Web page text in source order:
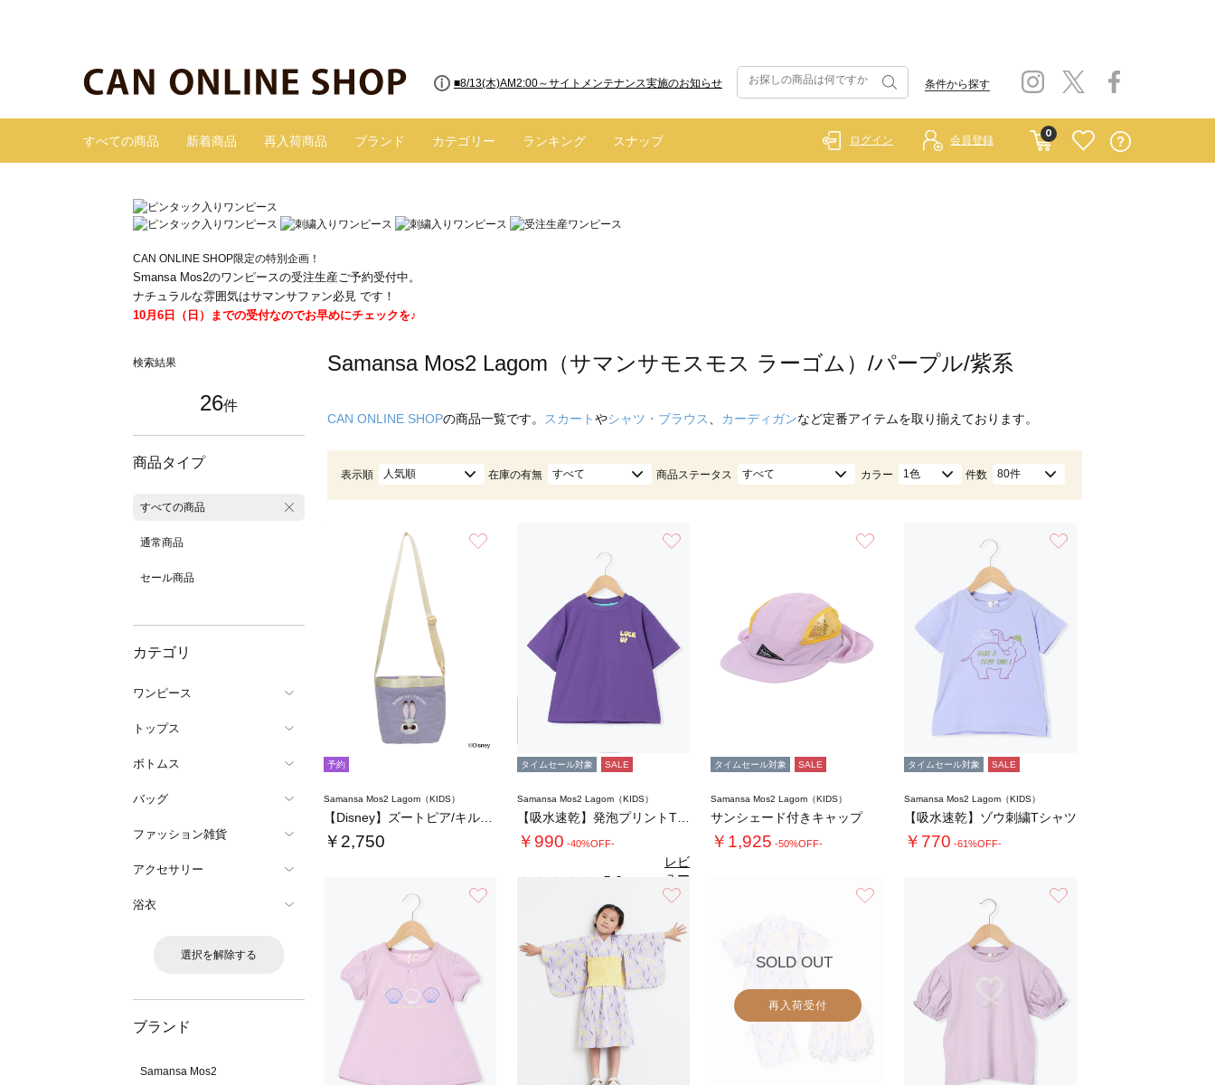
■8/13(木)AM2:00～サイトメンテナンス実施のお知らせ
■【お知らせ】ヤマト運輸の配送遅延・停止について 条件から探す
すべての商品 新着商品 再入荷商品 ブランド カテゴリー ランキング スナップ
0
ログイン 会員登録
CAN ONLINE SHOP限定の特別企画！
Smansa Mos2のワンピースの受注生産ご予約受付中。
ナチュラルな雰囲気はサマンサファン必見 です！
10月6日（日）までの受付なのでお早めにチェックを♪
検索結果
26件
商品タイプ
すべての商品
通常商品
セール商品
カテゴリ
ワンピース
トップス
ボトムス
バッグ
ファッション雑貨
アクセサリー
浴衣
選択を解除する
ブランド
Samansa Mos2
Samansa Mos2 Lagom（サマンサモスモス ラーゴム）/パープル/紫系
CAN ONLINE SHOPの商品一覧です。 スカートやシャツ・ブラウス カーディガンなど定番アイテムを取り揃えております。
表示順 人気順 在庫の有無 すべて 商品ステータス すべて カラー 1色 件数 80件
予約
Samansa Mos2 Lagom（KIDS）
￥2,750
タイムセール対象 SALE
Samansa Mos2 Lagom（KIDS）
￥990 -40%OFF-
5.0
レビ
ュー
を見
る
タイムセール対象 SALE
Samansa Mos2 Lagom（KIDS）
サンシェード付きキャップ
￥1,925 -50%OFF-
タイムセール対象 SALE
Samansa Mos2 Lagom（KIDS）
【吸水速乾】ゾウ刺繍Tシャツ
￥770 -61%OFF-
SOLD OUT
再入荷受付